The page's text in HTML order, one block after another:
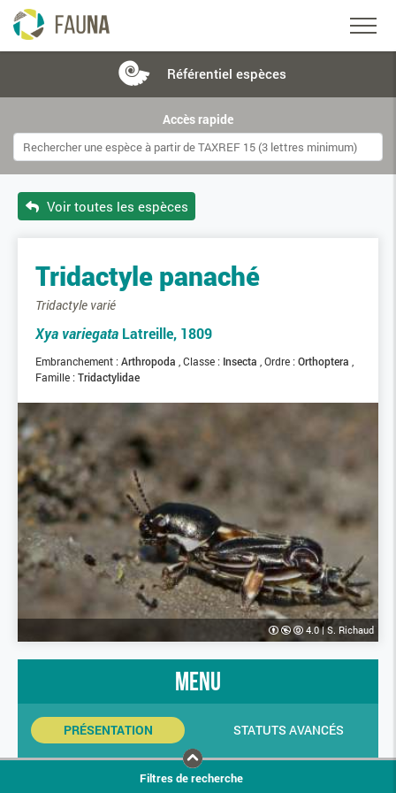
Référentiel espèces
Accès rapide
Voir toutes les espèces
Tridactyle panaché
Tridactyle varié
Xya variegata Latreille, 1809
Embranchement : Arthropoda Classe : Insecta Ordre : Orthoptera
Famille : Tridactylidae
4.0|S. Richaud
menu
PRÉSENTATION STATUTS AVANCÉS
INDICATEURS SINP
PHOTOS
Filtres de recherche